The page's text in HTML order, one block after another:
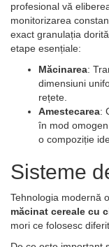
profesional vă
monitorizarea
exact granulația
etape esențiale:
Măcinarea:
dimensiuni
rețete.
Amestecarea:
în mod
o compoziție
Sisteme
Tehnologia modernă
măcinat cereale cu
mori ce folosesc